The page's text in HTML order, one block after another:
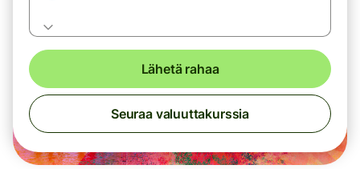
Lähetä rahaa
Seuraa valuuttakurssia